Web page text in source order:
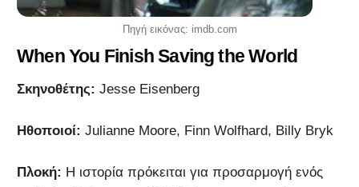
Πηγή εικόνας: imdb.com
When You Finish Saving the World
Σκηνοθέτης: Jesse Eisenberg
Ηθοποιοί: Julianne Moore, Finn Wolfhard, Billy Bryk
Πλοκή: Η ιστορία πρόκειται για προσαρμογή ενός